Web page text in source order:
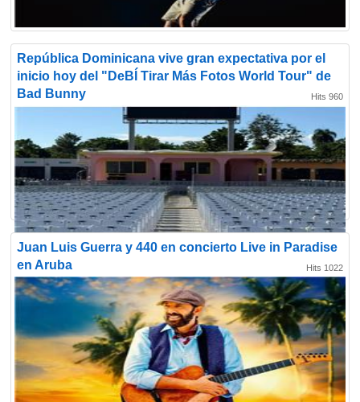
República Dominicana vive gran expectativa por el
inicio hoy del "DeBÍ Tirar Más Fotos World Tour" de
Bad Bunny
Hits 960
Juan Luis Guerra y 440 en concierto Live in Paradise
en Aruba
Hits 1022